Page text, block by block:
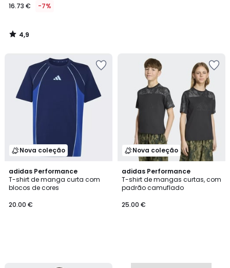
16.73 € -7%
4,9
/
Nova coleção
adidas Performance
T-shirt de manga curta com
blocos de cores
20.00 €
Nova coleção
adidas Performance
T-shirt de mangas curtas, com
padrão camuflado
25.00 €